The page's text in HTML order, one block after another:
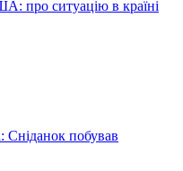
про ситуацію в країні
Сніданок побував